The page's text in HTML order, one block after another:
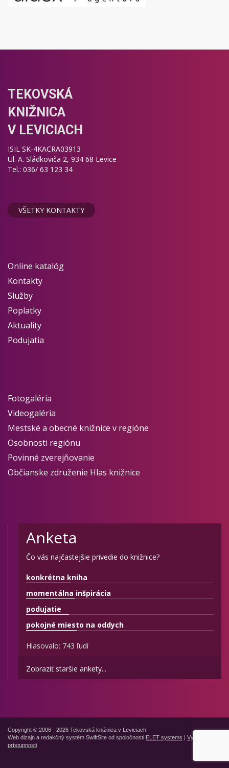
TEKOVSKÁ
KNIŽNICA
V LEVICIACH
ISIL SK-4KACRA03913
Ul. A. Sládkoviča 2, 934 68 Levice
Tel.: 036/ 63 123 34
VŠETKY KONTAKTY
Online katalóg
Kontakty
Služby
Poplatky
Aktuality
Podujatia
Fotogaléria
Videogaléria
Mestské a obecné knižnice v regióne
Osobnosti regiónu
Povinné zverejňovanie
Občianske združenie Hlas knižnice
Anketa
Čo vás najčastejšie privedie do knižnice?
konkrétna kniha
momentálna inšpirácia
podujatie
pokojné miesto na oddych
Hlasovalo: 743 ľudí
Zobraziť staršie ankety...
Copyright © 2006 - 2026 Tekovská knižnica v Leviciach
Web dizajn a redakčný systém SwiftSite od spoločnosti ELET systems | Vyhlásenie o
prístupnosti